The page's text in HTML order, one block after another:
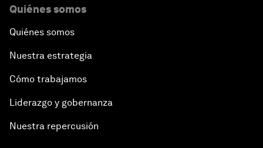
Quiénes somos
Quiénes somos
Nuestra estrategia
Cómo trabajamos
Liderazgo y gobernanza
Nuestra repercusión